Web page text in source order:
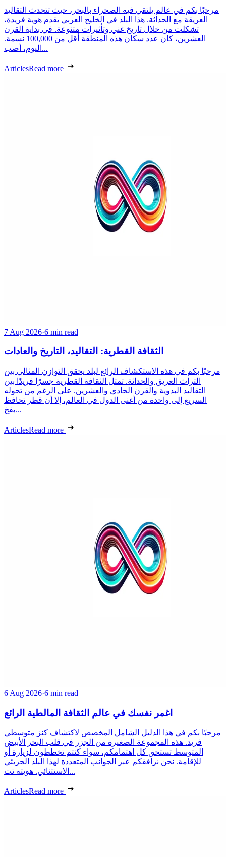
مرحبًا بكم في عالم يلتقي فيه الصحراء بالبحر، حيث تتحدث التقاليد
العريقة مع الحداثة. هذا البلد في الخليج العربي يقدم هوية فريدة،
تشكلت من خلال تاريخ غني وتأثيرات متنوعة. في بداية القرن
العشرين، كان عدد سكان هذه المنطقة أقل من 100,000 نسمة.
اليوم، أصب...
ArticlesRead more
7 Aug 2026·6 min read
الثقافة القطرية: التقاليد، التاريخ والعادات
مرحبًا بكم في هذه الاستكشاف الرائع لبلد يحقق التوازن المثالي بين
التراث العريق والحداثة. تمثل الثقافة القطرية جسرًا فريدًا بين
التقاليد البدوية والقرن الحادي والعشرين. على الرغم من تحوله
السريع إلى واحدة من أغنى الدول في العالم، إلا أن قطر تحافظ
بفخ...
ArticlesRead more
6 Aug 2026·6 min read
اغمر نفسك في عالم الثقافة المالطية الرائع
مرحبًا بكم في هذا الدليل الشامل المخصص لاكتشاف كنز متوسطي
فريد. هذه المجموعة الصغيرة من الجزر في قلب البحر الأبيض
المتوسط تستحق كل اهتمامكم، سواء كنتم تخططون لزيارة أو
للإقامة. نحن نرافقكم عبر الجوانب المتعددة لهذا البلد الجزيئي
الاستثنائي. هويته تت...
ArticlesRead more